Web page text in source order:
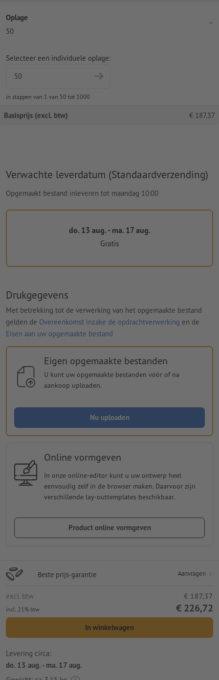
Oplage
50
Selecteer een individuele oplage:
in stappen van 1 van 50 tot 1000
Basisprijs (excl. btw) € 187,37
Verwachte leverdatum (Standaardverzending)
Opgemaakt bestand inleveren tot maandag 10:00
do. 13 aug. - ma. 17 aug.
Gratis
Drukgegevens
Met betrekking tot de verwerking van het opgemaakte bestand
gelden de Overeenkomst inzake de opdrachtverwerking en de
Eisen aan uw opgemaakte bestand
Eigen opgemaakte bestanden
U kunt uw opgemaakte bestanden vóór of na
aankoop uploaden.
Nu uploaden
Online vormgeven
In onze online-editor kunt u uw ontwerp heel
eenvoudig zelf in de browser maken. Daarvoor zijn
verschillende lay-outtemplates beschikbaar.
Product online vormgeven
Beste prijs-garantie Aanvragen
excl. btw € 187,37
incl. 21% btw € 226,72
In winkelwagen
Levering circa:
do. 13 aug. - ma. 17 aug.